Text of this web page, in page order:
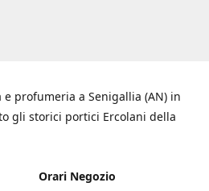
profumeria a Senigallia (AN) in
gli storici portici Ercolani della
Orari Negozio